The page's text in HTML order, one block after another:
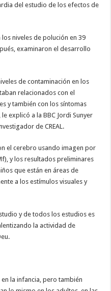
del estudio de los efectos de
niveles de polución en 39
examinaron el desarrollo
de contaminación en los
relacionados con el
y también con los síntomas
explicó a la BBC Jordi Sunyer
de CREAL.
el cerebro usando imagen por
y los resultados preliminares
que están en áreas de
a los estímulos visuales y
y de todos los estudios es
la actividad de
la infancia, pero también